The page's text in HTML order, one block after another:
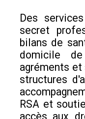
Des
secret
bilans de
domicile
agréments
structures
RSA et
accès aux